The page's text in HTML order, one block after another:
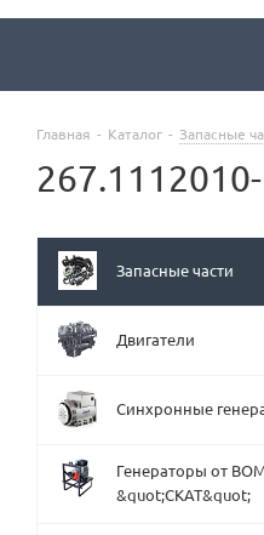
Главная - Каталог - Запасные
Запасные части
Двигатели
Синхронные
Генераторы от
&quot;СКАТ&quot;